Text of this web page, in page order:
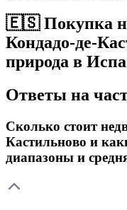
🇪🇸 Покупка
Кондадо-де-
природа в
Ответы на
Сколько стоит
Кастильново и
диапазоны и